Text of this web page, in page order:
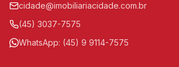
cidade@imobiliariacidade.com.br
(45) 3037-7575
WhatsApp: (45) 9 9114-7575